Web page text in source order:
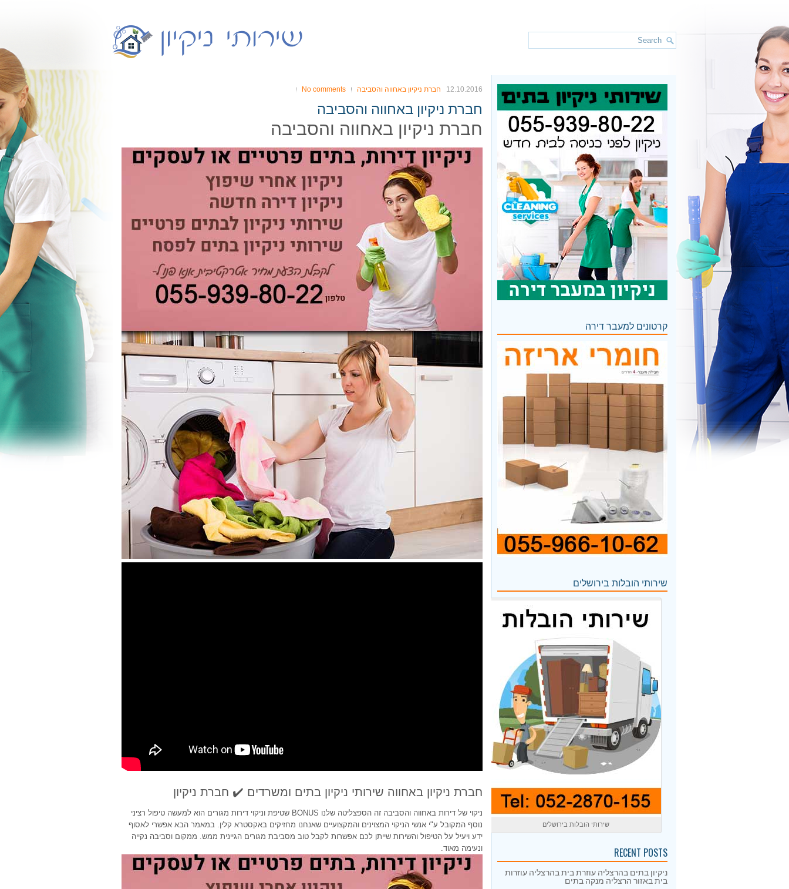
12.10.2016 חברת ניקיון באחווה והסביבה No comments
חברת ניקיון באחווה והסביבה
חברת ניקיון באחווה והסביבה
חברת ניקיון באחווה שירותי ניקיון בתים ומשרדים ✔️ חברת ניקיון
ניקוי של דירות באחווה והסביבה זה הספצליטה שלנו BONUS שטיפת וניקוי דירות מגורים הוא למעשה טיפול רציני
נוסף המקובל ע"י אנשי הניקוי המצוינים והמקצועיים שאנחנו מחזיקים באקסטרא קלין. במאמר הבא אפשרי לאסוף
ידע ויעיל על הטיפול והשירות שייתן לכם אפשרות לקבל טוב מסביבת מגורים הגיינית ממש. ממקום וסביבה נקייה
ונעימה מאוד.
קרטונים למעבר דירה
שירותי הובלות בירושלים
שירותי הובלות בירושלים
RECENT POSTS
ניקיון בתים בהרצליה עוזרת בית בהרצליה עוזרות
בית באזור הרצליה מנקה בתים